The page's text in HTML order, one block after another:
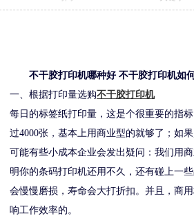
不干胶打印机哪种好 不干胶打印机如
一、根据打印量选购不干胶打印机
每日的标签纸打印量，这是个很重要的指
过4000张，基本上用商业型的就够了；如
可能有些小成本企业会发出疑问：我们用
明你的条码打印机还用不久，还有碰上一
会慢慢磨损，寿命会大打折扣。并且，商
响工作效率的。